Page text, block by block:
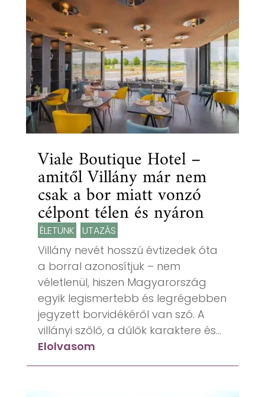
Viale Boutique Hotel –
amitől Villány már nem
csak a bor miatt vonzó
célpont télen és nyáron
ÉLETÜNK UTAZÁS
Villány nevét hosszú évtizedek óta
a borral azonosítjuk – nem
véletlenül, hiszen Magyarország
egyik legismertebb és legrégebben
jegyzett borvidékéről van szó. A
villányi szőlő, a dűlők karaktere és...
Elolvasom